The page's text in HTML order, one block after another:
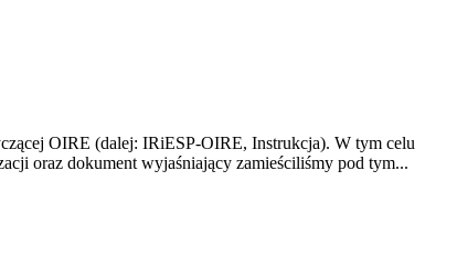
OIRE (dalej: IRiESP-OIRE, Instrukcja). W tym celu
oraz dokument wyjaśniający zamieściliśmy pod tym...